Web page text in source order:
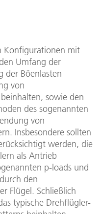
Konfigurationen mit
Umfang der
der Böenlasten
von
sowie den
des sogenannten
von
Insbesondere sollten
werden, die
als Antrieb
p-loads und
den
Flügel. Schließlich
typische Drehflügler-